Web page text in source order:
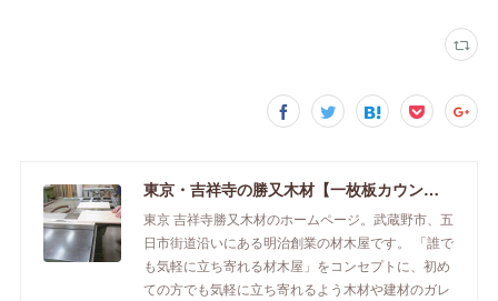
東京・吉祥寺の勝又木材【一枚板カウンター】
東京 吉祥寺勝又木材のホームページ。武蔵野市、五
日市街道沿いにある明治創業の材木屋です。 「誰で
も気軽に立ち寄れる材木屋」をコンセプトに、初め
ての方でも気軽に立ち寄れるよう木材や建材のガレ